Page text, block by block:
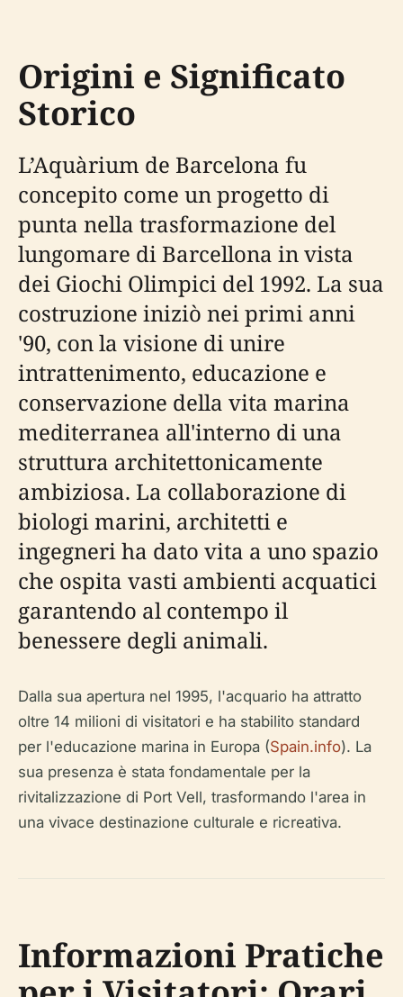
Origini e Significato
Storico
L’Aquàrium de Barcelona fu
concepito come un progetto di
punta nella trasformazione del
lungomare di Barcellona in vista
dei Giochi Olimpici del 1992. La sua
costruzione iniziò nei primi anni
'90, con la visione di unire
intrattenimento, educazione e
conservazione della vita marina
mediterranea all'interno di una
struttura architettonicamente
ambiziosa. La collaborazione di
biologi marini, architetti e
ingegneri ha dato vita a uno spazio
che ospita vasti ambienti acquatici
garantendo al contempo il
benessere degli animali.
Dalla sua apertura nel 1995, l'acquario ha attratto
oltre 14 milioni di visitatori e ha stabilito standard
per l'educazione marina in Europa (Spain.info). La
sua presenza è stata fondamentale per la
rivitalizzazione di Port Vell, trasformando l'area in
una vivace destinazione culturale e ricreativa.
Informazioni Pratiche